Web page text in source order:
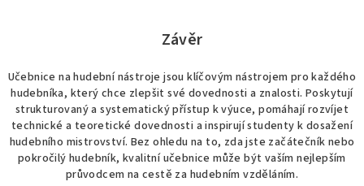
Závěr
Učebnice na hudební nástroje jsou klíčovým nástrojem pro každého
hudebníka, který chce zlepšit své dovednosti a znalosti. Poskytují
strukturovaný a systematický přístup k výuce, pomáhají rozvíjet
technické a teoretické dovednosti a inspirují studenty k dosažení
hudebního mistrovství. Bez ohledu na to, zda jste začátečník nebo
pokročilý hudebník, kvalitní učebnice může být vaším nejlepším
průvodcem na cestě za hudebním vzděláním.